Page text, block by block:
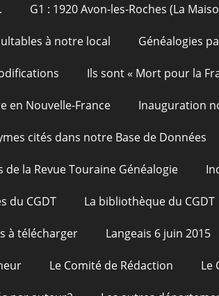
G1 : 1920 Avon-les-Roches (La
à notre local Généalogies
Ils sont « Mort pour la
en Nouvelle-France Inauguration
cités dans notre Base de Données
la Revue Touraine Généalogie
du CGDT La bibliothèque du CGDT
à télécharger Langeais 6 juin 2015
Le Comité de Rédaction Le